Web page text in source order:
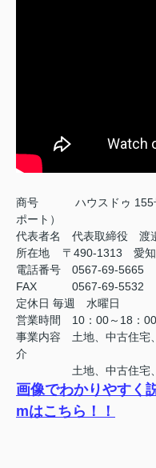
商号
ハウスドゥ 155号
ポート）
代表者名 代表取締役 渡
所在地 〒490-1313 愛知
電話番号 0567-69-5665
FAX
0567-69-5532
定休日 毎週 水曜日
営業時間 10：00～18：00
事業内容 土地、中古住宅
介
土地、中古住宅、中
画像でわかりやすく
mはこちら！！